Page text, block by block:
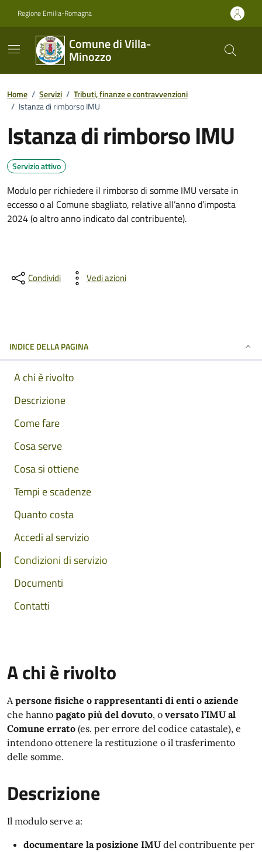
Regione Emilia-Romagna
Comune di Villa-
Minozzo
Home / Servizi / Tributi, finanze e contravvenzioni
/ Istanza di rimborso IMU
Istanza di rimborso IMU
Servizio attivo
Modulo per richiedere il rimborso di somme IMU versate in
eccesso o al Comune sbagliato, relative all’anno d’imposta
2024 (o altro anno indicato dal contribuente).
Condividi Vedi azioni
INDICE DELLA PAGINA
A chi è rivolto
Descrizione
Come fare
Cosa serve
Cosa si ottiene
Tempi e scadenze
Quanto costa
Accedi al servizio
Condizioni di servizio
Documenti
Contatti
A chi è rivolto
Apersone fisiche o rappresentanti di enti o aziende
che hanno pagato più del dovuto, o versato l’IMU al
Comune errato (es. per errore del codice catastale), e
intendono ottenere la restituzione o il trasferimento
delle somme.
Descrizione
Il modulo serve a:
documentare la posizione IMU del contribuente per